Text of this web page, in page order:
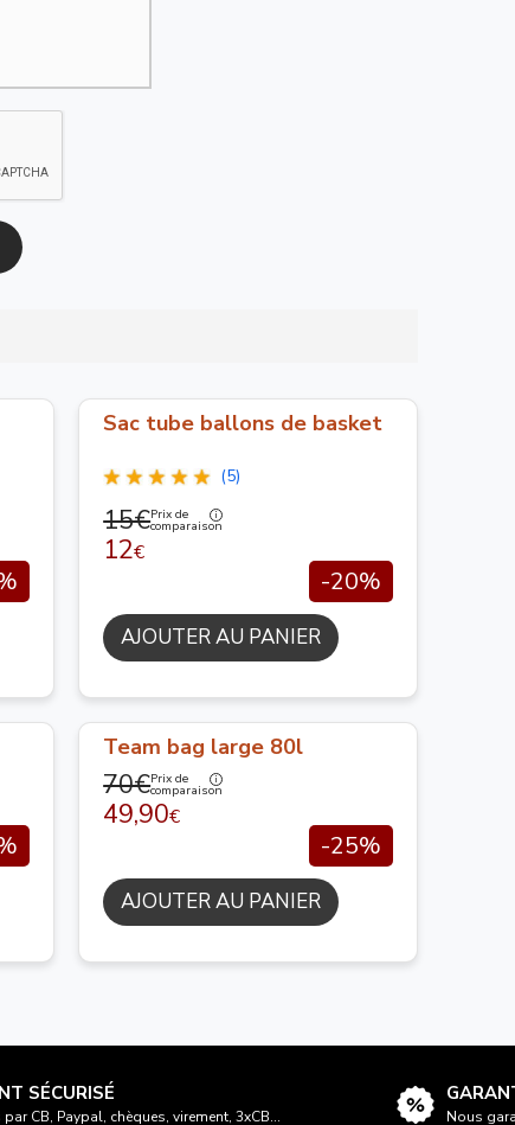
Sac tube ballons de basket
(5)
15€Prix de
comparaison
12€
-20%
AJOUTER AU PANIER
Team bag large 80l
70€Prix de
comparaison
49,90€
-25%
AJOUTER AU PANIER
SÉCURISÉ
par CB, Paypal, chèques, virement, 3xCB... Nous